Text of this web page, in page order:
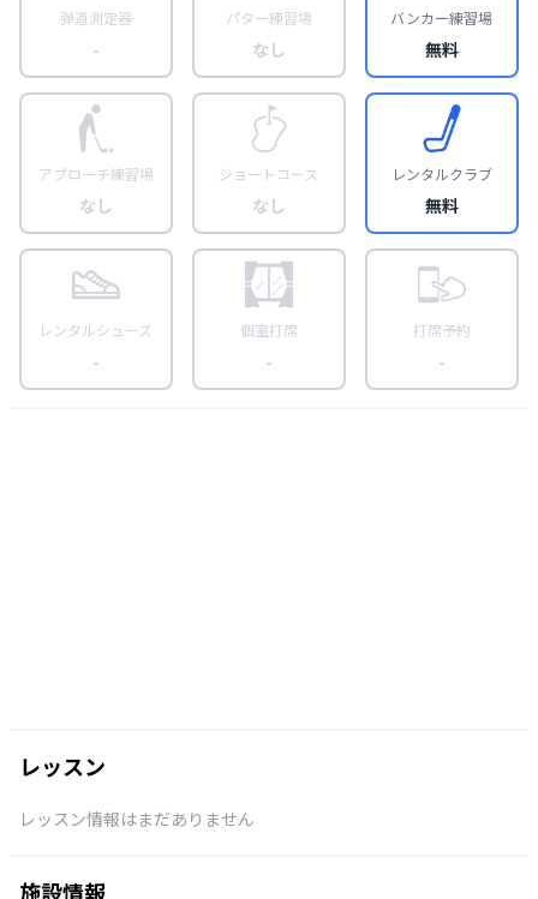
弾道測定器
-
パター練習場
なし
バンカー練習場
無料
アプローチ練習場
なし
ショートコース
なし
レンタルクラブ
無料
レンタルシューズ
-
個室打席
-
打席予約
-
レッスン
レッスン情報はまだありません
施設情報